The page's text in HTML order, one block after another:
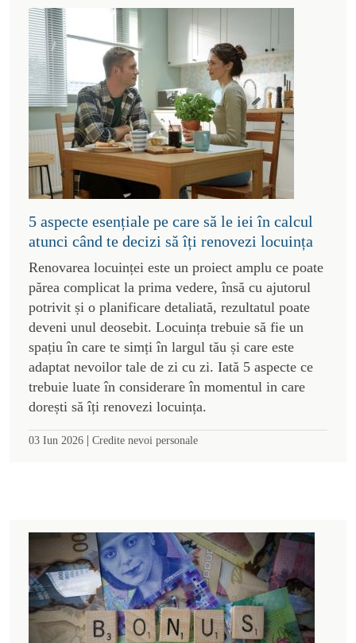
5 aspecte esențiale pe care să le iei în calcul
atunci când te decizi să îți renovezi locuința
Renovarea locuinței este un proiect amplu ce poate
părea complicat la prima vedere, însă cu ajutorul
potrivit și o planificare detaliată, rezultatul poate
deveni unul deosebit. Locuința trebuie să fie un
spațiu în care te simți în largul tău și care este
adaptat nevoilor tale de zi cu zi. Iată 5 aspecte ce
trebuie luate în considerare în momentul in care
dorești să îți renovezi locuința.
03 Iun 2026 | Credite nevoi personale